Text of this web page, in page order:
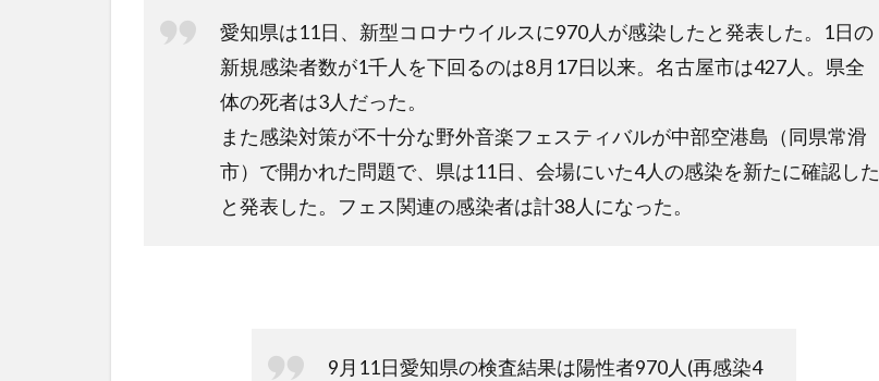
愛知県は11日、新型コロナウイルスに970人が感染したと発表した。1日の
新規感染者数が1千人を下回るのは8月17日以来。名古屋市は427人。県全
体の死者は3人だった。
また感染対策が不十分な野外音楽フェスティバルが中部空港島（同県常滑
市）で開かれた問題で、県は11日、会場にいた4人の感染を新たに確認した
と発表した。フェス関連の感染者は計38人になった。
9月11日愛知県の検査結果は陽性者970人(再感染4